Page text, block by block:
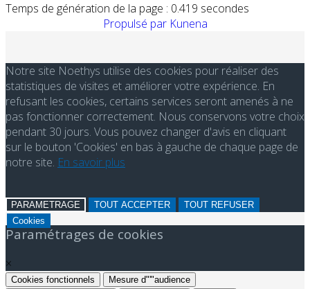
Temps de génération de la page : 0.419 secondes
Propulsé par Kunena
Notre site Noethys utilise des cookies pour réaliser des
statistiques de visites et améliorer votre expérience. En
refusant les cookies, certains services seront amenés à ne
pas fonctionner correctement. Nous conservons votre choix
pendant 30 jours. Vous pouvez changer d'avis en cliquant
sur le bouton 'Cookies' en bas à gauche de chaque page de
notre site. En savoir plus
PARAMETRAGE TOUT ACCEPTER
TOUT REFUSER
Cookies
Paramétrages de cookies
×
Cookies fonctionnels
Mesure d"'"audience